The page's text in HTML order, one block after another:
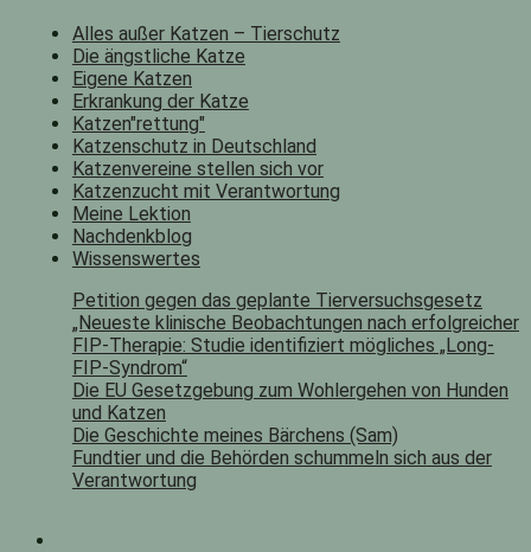
Alles außer Katzen – Tierschutz
Die ängstliche Katze
Eigene Katzen
Erkrankung der Katze
Katzen"rettung"
Katzenschutz in Deutschland
Katzenvereine stellen sich vor
Katzenzucht mit Verantwortung
Meine Lektion
Nachdenkblog
Wissenswertes
Petition gegen das geplante Tierversuchsgesetz
„Neueste klinische Beobachtungen nach erfolgreicher
FIP-Therapie: Studie identifiziert mögliches „Long-
FIP-Syndrom“
Die EU Gesetzgebung zum Wohlergehen von Hunden
und Katzen
Die Geschichte meines Bärchens (Sam)
Fundtier und die Behörden schummeln sich aus der
Verantwortung